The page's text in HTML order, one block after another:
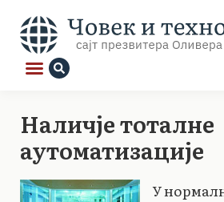
Наличје тоталне
аутоматизације
У